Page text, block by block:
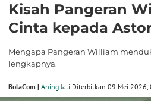
Kisah Pangeran
Cinta kepada
Mengapa Pangeran William
lengkapnya.
BolaCom | Aning Jati Diterbitkan 09 Mei 2026,